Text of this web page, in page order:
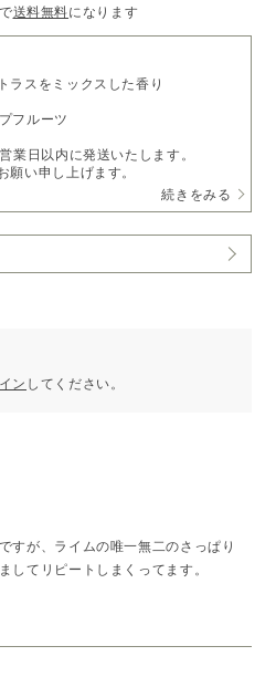
で送料無料になります
ラスをミックスした香り
フルーツ
日以内に発送いたします。
願い申し上げます。
」をご利用の方は、アロマオイルベ
続きをみる
ン してください。
すが、ライムの唯一無二のさっぱり
してリピートしまくってます。